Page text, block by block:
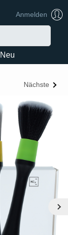
Anmelden
Neu
Nächste